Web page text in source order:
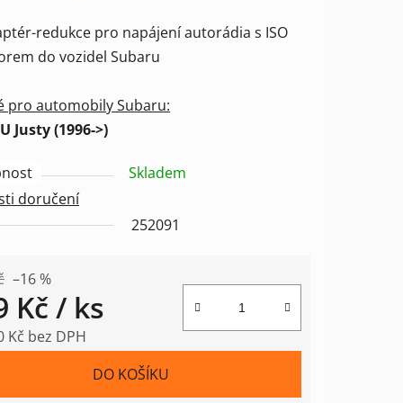
redukce pro napájení autorádia s ISO
do vozidel Subaru
pro automobily Subaru:
Justy (1996->)
Skladem
doručení
252091
–16 %
Kč / ks
Kč bez DPH
DO KOŠÍKU